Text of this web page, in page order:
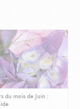
du mois de Juin :